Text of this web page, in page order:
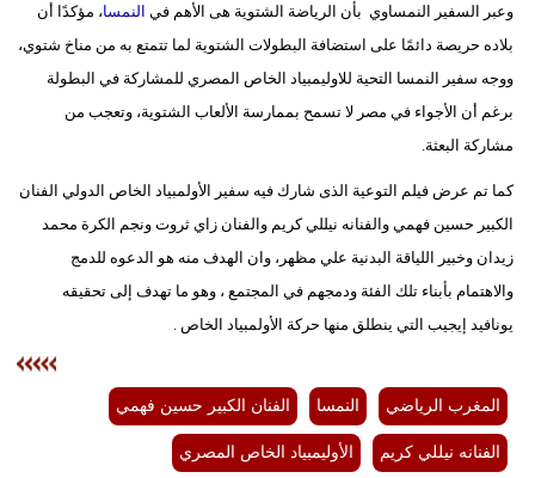
وعبر السفير النمساوي بأن الرياضة الشتوية هى الأهم في النمسا، مؤكدًا أن
بلاده حريصة دائمًا على استضافة البطولات الشتوية لما تتمتع به من مناخ شتوي،
ووجه سفير النمسا التحية للاوليمبياد الخاص المصري للمشاركة في البطولة
برغم أن الأجواء في مصر لا تسمح بممارسة الألعاب الشتوية، وتعجب من
مشاركة البعثة.
كما تم عرض فيلم التوعية الذى شارك فيه سفير الأولمبياد الخاص الدولي الفنان
الكبير حسين فهمي والفنانه نيللي كريم والفنان زاي ثروت ونجم الكرة محمد
زيدان وخبير اللياقة البدنية علي مظهر، وان الهدف منه هو الدعوه للدمج
والاهتمام بأبناء تلك الفئة ودمجهم في المجتمع ، وهو ما تهدف إلى تحقيقه
يونافيد إيجيب التي ينطلق منها حركة الأولمبياد الخاص .
المغرب الرياضي النمسا الفنان الكبير حسين فهمي
الفنانه نيللي كريم الأوليمبياد الخاص المصري